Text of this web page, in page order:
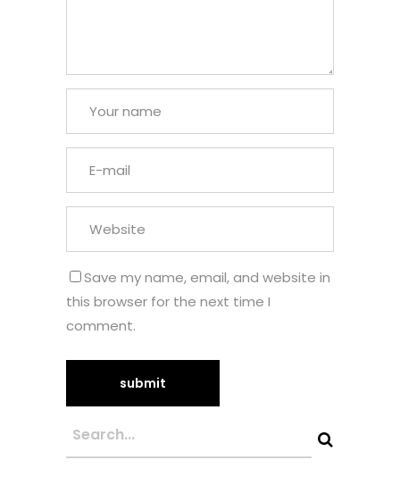
Save my name, email, and website in
this browser for the next time I
comment.